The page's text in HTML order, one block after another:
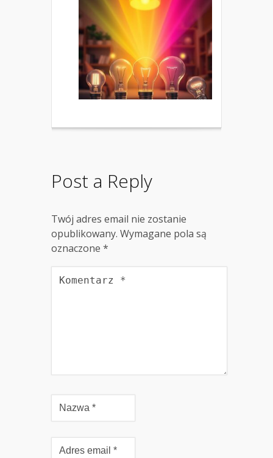
Post a Reply
Twój adres email nie zostanie
opublikowany. Wymagane pola są
oznaczone *